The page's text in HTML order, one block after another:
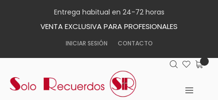
Entrega habitual en 24-72 horas
VENTA EXCLUSIVA PARA PROFESIONALES
INICIAR SESIÓN CONTACTO